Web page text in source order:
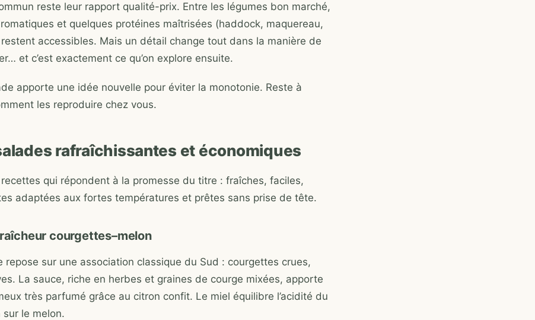
reste leur rapport qualité-prix. Entre les légumes bon marché,
et quelques protéines maîtrisées (haddock, maquereau,
accessibles. Mais un détail change tout dans la manière de
et c’est exactement ce qu’on explore ensuite.
apporte une idée nouvelle pour éviter la monotonie. Reste à
les reproduire chez vous.
rafraîchissantes et économiques
qui répondent à la promesse du titre : fraîches, faciles,
adaptées aux fortes températures et prêtes sans prise de tête.
courgettes–melon
repose sur une association classique du Sud : courgettes crues,
La sauce, riche en herbes et graines de courge mixées, apporte
très parfumé grâce au citron confit. Le miel équilibre l’acidité du
le melon.